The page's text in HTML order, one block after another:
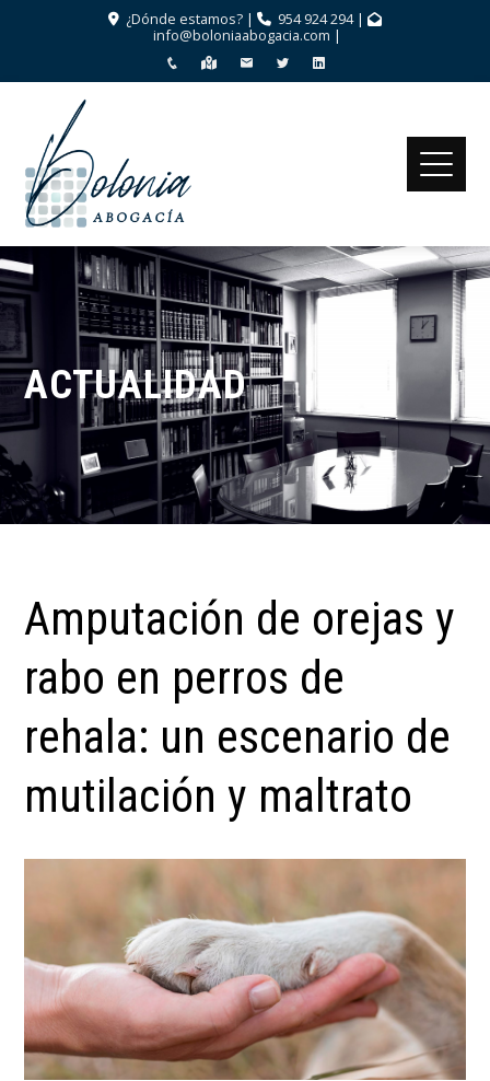
¿Dónde estamos? | 954 924 294|
info@boloniaabogacia.com |
ACTUALIDAD
Amputación de orejas y
rabo en perros de
rehala: un escenario de
mutilación y maltrato